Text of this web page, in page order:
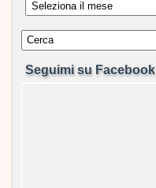
Seguimi su Facebook